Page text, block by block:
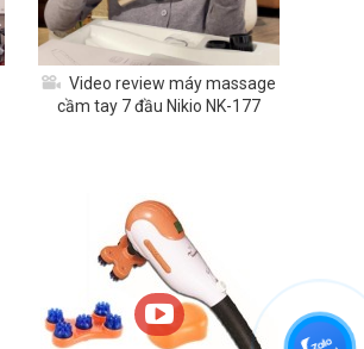
Video review máy massage
cầm tay 7 đầu Nikio NK-177